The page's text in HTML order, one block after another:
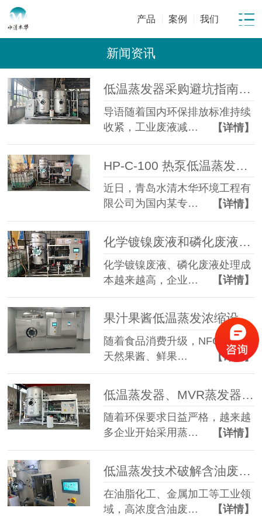
产品 案例 我们
新闻资讯
低温蒸发器采购避坑指南：工业废水蒸发设备选型10大坑
导语随着国内环保排放标准持续
收紧，工业废液减…
【详情】
近日，青岛水清木华环境工程有
限公司为国内某专…
【详情】
化学镀镍废液和磷化废液如何降低危废处置成本？2 吨/天低温蒸发案例年节省超100万
化学镀镍废液、磷化废液处理成
本越来越高，企业…
【详情】
果汁果酱低温蒸发浓缩设备选型指南：六大核心因素全面解析
随着食品消费升级，NFC果汁、
天然果酱、鲜果…
【详情】
随着环保要求日益严格，越来越
多企业开始采用蒸…
【详情】
低温蒸发技术破解含油废水治理难题 实现 85% 废液减量与产水全回用
在油脂化工、金属加工等工业领
域，高浓度含油废…
【详情】